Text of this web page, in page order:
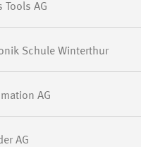
Tools AG
Schule Winterthur
AG
AG